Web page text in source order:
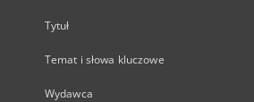
Tytuł
Temat i słowa kluczowe
Wydawca